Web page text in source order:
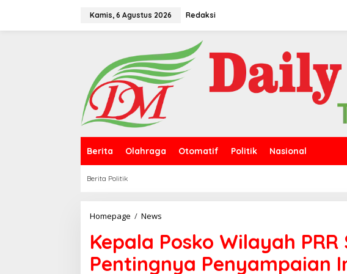
Kamis, 6 Agustus 2026 Redaksi
Berita Olahraga Otomatif Politik Nasional
Berita Politik
Homepage / News
p
a
l
a
Kepala Posko Wilayah
Pentingnya Penyampaian